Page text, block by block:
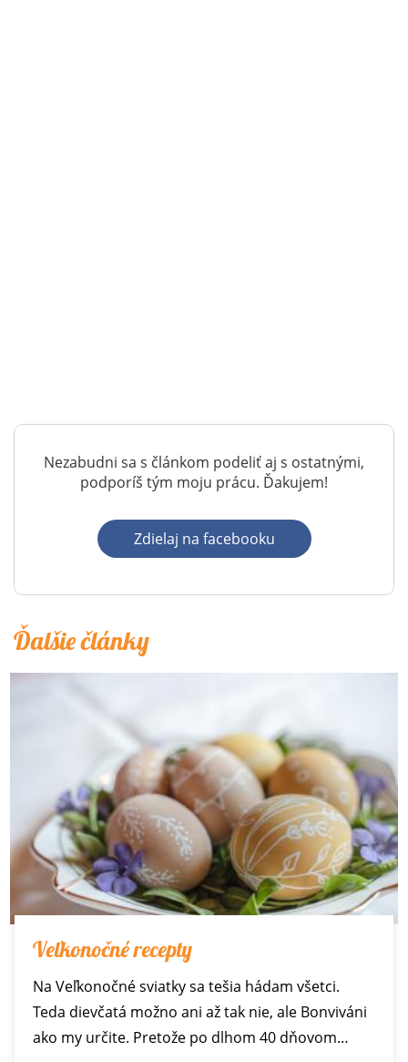
Nezabudni sa s článkom podeliť aj s ostatnými,
podporíš tým moju prácu. Ďakujem!
Zdielaj na facebooku
Ďalšie články
Veľkonočné recepty
Na Veľkonočné sviatky sa tešia hádam všetci.
Teda dievčatá možno ani až tak nie, ale Bonviváni
ako my určite. Pretože po dlhom 40 dňovom…